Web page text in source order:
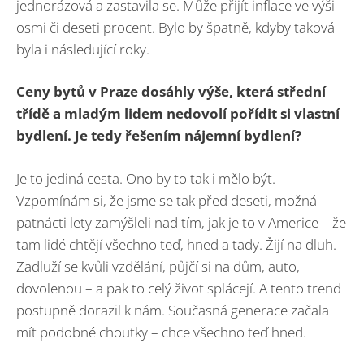
jednorázová a zastavila se. Může přijít inflace ve výši
osmi či deseti procent. Bylo by špatně, kdyby taková
byla i následující roky.
Ceny bytů v Praze dosáhly výše, která střední
třídě a mladým lidem nedovolí pořídit si vlastní
bydlení. Je tedy řešením nájemní bydlení?
Je to jediná cesta. Ono by to tak i mělo být.
Vzpomínám si, že jsme se tak před deseti, možná
patnácti lety zamýšleli nad tím, jak je to v Americe – že
tam lidé chtějí všechno teď, hned a tady. Žijí na dluh.
Zadluží se kvůli vzdělání, půjčí si na dům, auto,
dovolenou – a pak to celý život splácejí. A tento trend
postupně dorazil k nám. Současná generace začala
mít podobné choutky – chce všechno teď hned.